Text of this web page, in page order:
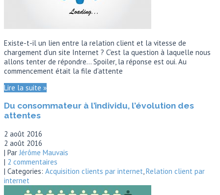
Existe-t-il un lien entre la relation client et la vitesse de
chargement d’un site Internet ? C’est la question à laquelle nous
allons tenter de répondre… Spoiler, la réponse est oui. Au
commencement était la file d’attente
Lire la suite »
Du consommateur à l’individu, l’évolution des
attentes
2 août 2016
2 août 2016
| ParJérôme Mauvais
| 2 commentaires
| Categories: Acquisition clients par internet,Relation client par
internet